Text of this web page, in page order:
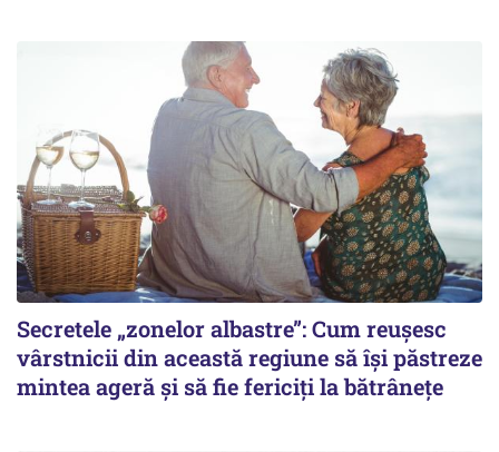
Secretele „zonelor albastre”: Cum reușesc
vârstnicii din această regiune să își păstreze
mintea ageră și să fie fericiți la bătrânețe